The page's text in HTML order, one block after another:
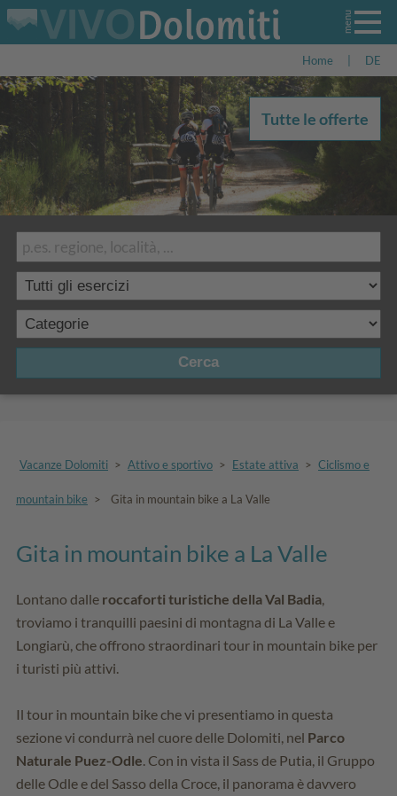
Home DE
Cerca
Tutte le offerte
Vacanze Dolomiti > Attivo e sportivo > Estate attiva > Ciclismo e
mountain bike > Gita in mountain bike a La Valle
Gita in mountain bike a La Valle
Lontano dalle roccaforti turistiche della Val Badia,
troviamo i tranquilli paesini di montagna di La Valle e
Longiarù, che offrono straordinari tour in mountain bike per
i turisti più attivi.
Il tour in mountain bike che vi presentiamo in questa
sezione vi condurrà nel cuore delle Dolomiti, nel Parco
Naturale Puez-Odle. Con in vista il Sass de Putia, il Gruppo
delle Odle e del Sasso della Croce, il panorama è davvero